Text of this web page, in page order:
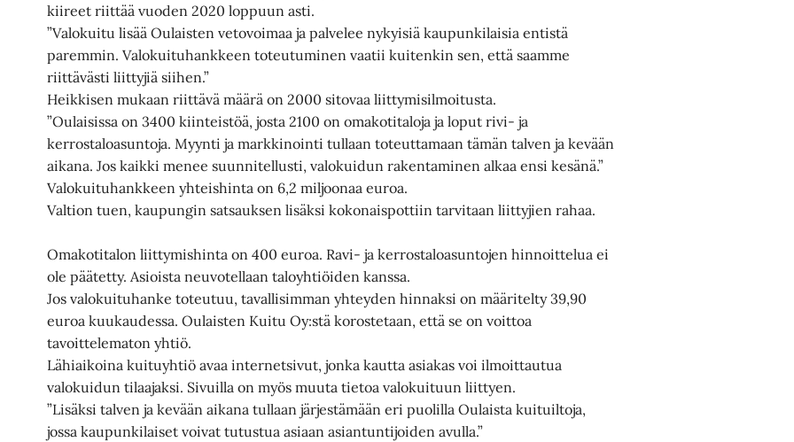
kiireet riittää vuoden 2020 loppuun asti.
”Valokuitu lisää Oulaisten vetovoimaa ja palvelee nykyisiä kaupunkilaisia entistä
paremmin. Valokuituhankkeen toteutuminen vaatii kuitenkin sen, että saamme
riittävästi liittyjiä siihen.”
Heikkisen mukaan riittävä määrä on 2000 sitovaa liittymisilmoitusta.
”Oulaisissa on 3400 kiinteistöä, josta 2100 on omakotitaloja ja loput rivi- ja
kerrostaloasuntoja. Myynti ja markkinointi tullaan toteuttamaan tämän talven ja kevään
aikana. Jos kaikki menee suunnitellusti, valokuidun rakentaminen alkaa ensi kesänä.”
Valokuituhankkeen yhteishinta on 6,2 miljoonaa euroa.
Valtion tuen, kaupungin satsauksen lisäksi kokonaispottiin tarvitaan liittyjien rahaa.
Omakotitalon liittymishinta on 400 euroa. Ravi- ja kerrostaloasuntojen hinnoittelua ei
ole päätetty. Asioista neuvotellaan taloyhtiöiden kanssa.
Jos valokuituhanke toteutuu, tavallisimman yhteyden hinnaksi on määritelty 39,90
euroa kuukaudessa. Oulaisten Kuitu Oy:stä korostetaan, että se on voittoa
tavoittelematon yhtiö.
Lähiaikoina kuituyhtiö avaa internetsivut, jonka kautta asiakas voi ilmoittautua
valokuidun tilaajaksi. Sivuilla on myös muuta tietoa valokuituun liittyen.
”Lisäksi talven ja kevään aikana tullaan järjestämään eri puolilla Oulaista kuituiltoja,
jossa kaupunkilaiset voivat tutustua asiaan asiantuntijoiden avulla.”